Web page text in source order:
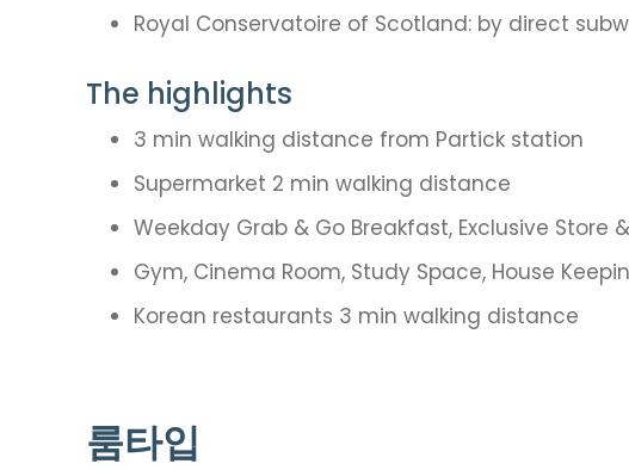
Royal Conservatoire of Scotland: by direct
The highlights
3 min walking distance from Partick station
Supermarket 2 min walking distance
Weekday Grab & Go Breakfast, Exclusive Store
Gym, Cinema Room, Study Space, House
Korean restaurants 3 min walking distance
룸타입